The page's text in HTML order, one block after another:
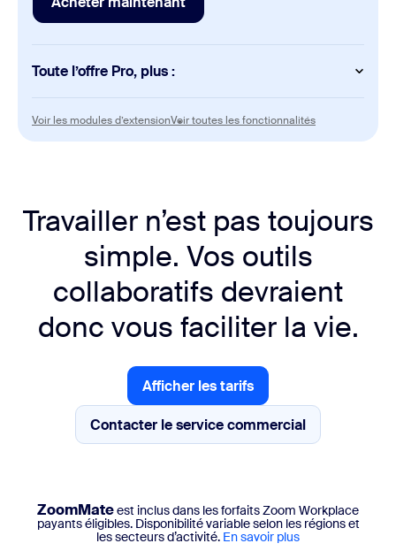
Option de stockage sur le cloud
Chiffrement de bout en bout
Docs
Documents illimités
Clips
Vidéos illimitées
Gestion des tâches optimisée par l’IA
Assistance par chat en direct
Acheter maintenant
Toute l’offre Pro, plus :
Meetings
300 personnes maximum par réunion
Tableaux illimités
Scheduler
Chiffrement de bout en bout
Voir les modules d’extensionVoir les modules d’extension
Voir toutes les fonctionnalités
Travailler n’est pas toujours
simple. Vos outils
collaboratifs devraient
donc vous faciliter la vie.
Afficher les tarifs
Afficher les tarifs
Contacter le service commercial
Contacter le service commercial
ZoomMateest inclus dans les forfaits Zoom Workplace
payants éligibles. Disponibilité variable selon les régions et
les secteurs d’activité. En savoir plus